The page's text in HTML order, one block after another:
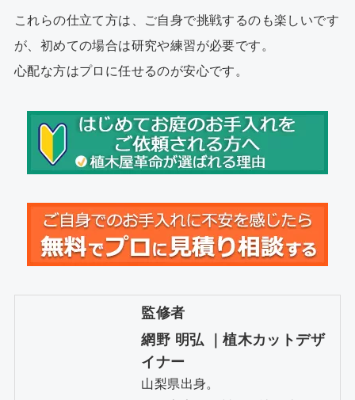
これらの仕立て方は、ご自身で挑戦するのも楽しいです
が、初めての場合は研究や練習が必要です。
心配な方はプロに任せるのが安心です。
監修者
網野 明弘
｜植木カットデザ
イナー
山梨県出身。